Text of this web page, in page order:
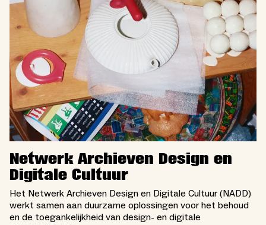
Netwerk Archieven Design en
Digitale Cultuur
Het Netwerk Archieven Design en Digitale Cultuur (NADD)
werkt samen aan duurzame oplossingen voor het behoud
en de toegankelijkheid van design- en digitale